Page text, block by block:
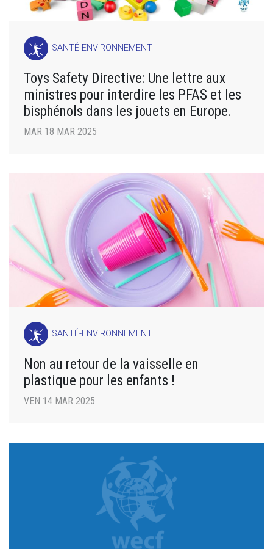
SANTÉ-ENVIRONNEMENT
Toys Safety Directive: Une lettre aux
ministres pour interdire les PFAS et les
bisphénols dans les jouets en Europe.
MAR 18 MAR 2025
SANTÉ-ENVIRONNEMENT
Non au retour de la vaisselle en
plastique pour les enfants !
VEN 14 MAR 2025